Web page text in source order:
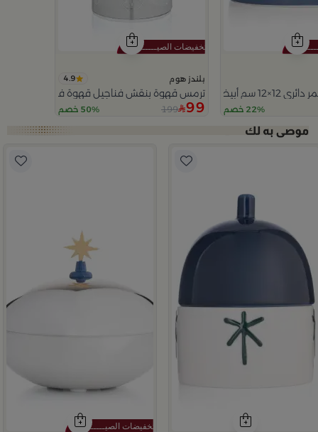
الحجري بغطاء من أزوريا
22% خصم
بلندز هوم 4.9
ترمس قهوة بنقش فناجيل قهوة فضي من تيلا
99
199 50% خصم